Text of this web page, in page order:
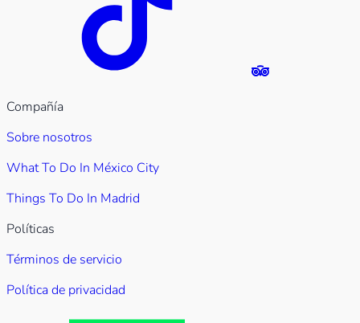
Compañía
Sobre nosotros
What To Do In México City
Things To Do In Madrid
Políticas
Términos de servicio
Política de privacidad